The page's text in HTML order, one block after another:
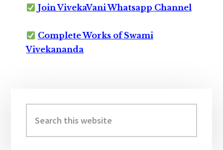
Join VivekaVani Whatsapp Channel
Complete Works of Swami
Vivekananda
Sidebar
this
website